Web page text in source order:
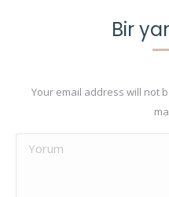
Bir
Your email address will not
Yorum